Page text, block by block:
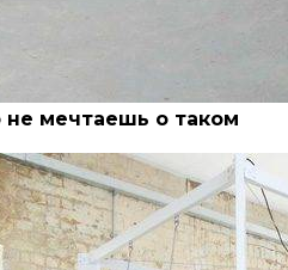
не мечтаешь о таком